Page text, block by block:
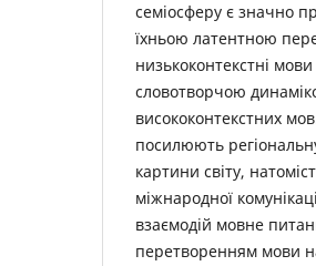
семіосферу є значно
їхньою латентною
низькоконтекстні
словотворчою
висококонтекстних
посилюють
картини світу,
міжнародної
взаємодій мовне
перетворенням мови